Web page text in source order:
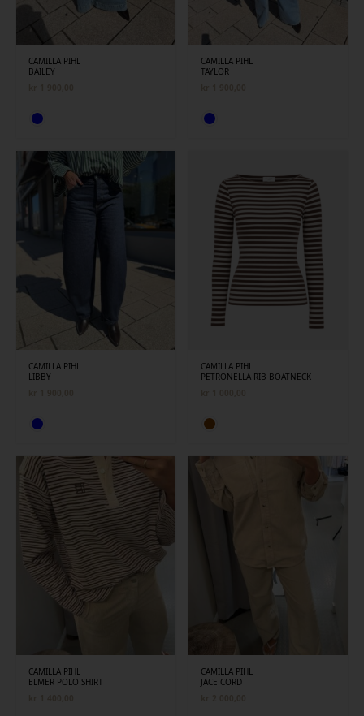
CAMILLA PIHL
BAILEY
CAMILLA PIHL
TAYLOR
CAMILLA PIHL
LIBBY
CAMILLA PIHL
PETRONELLA RIB BOATNECK
CAMILLA PIHL
ELMER POLO SHIRT
CAMILLA PIHL
JACE CORD